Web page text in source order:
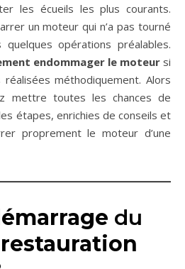
les écueils les plus courants.
un moteur qui n’a pas tourné
opérations préalables.
endommager le moteur si
méthodiquement. Alors
mettre toutes les chances de
étapes, enrichies de conseils et
proprement le moteur d’une
du
restauration